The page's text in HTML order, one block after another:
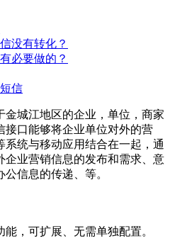
没有转化？
必要做的？
信
城江地区的企业，单位，商家
接口能够将企业单位对外的营
统与移动应用结合在一起，通
企业营销信息的发布和需求、意
信息的传递、等。
，可扩展、无需单独配置。